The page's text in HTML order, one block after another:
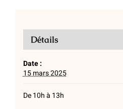
Détails
Date :
15 mars 2025
De 10h à 13h